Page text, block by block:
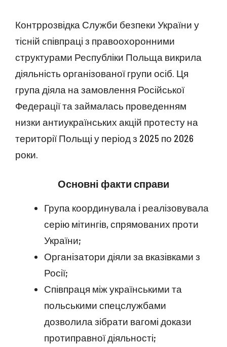
Контррозвідка Служби безпеки України у
тісній співпраці з правоохоронними
структурами Республіки Польща викрила
діяльність організованої групи осіб. Ця
група діяла на замовлення Російської
Федерації та займалась проведенням
низки антиукраїнських акцій протесту на
території Польщі у період з 2025 по 2026
роки.
Основні факти справи
Група координувала і реалізовувала
серію мітингів, спрямованих проти
України;
Організатори діяли за вказівками з
Росії;
Співпраця між українськими та
польськими спецслужбами
дозволила зібрати вагомі докази
протиправної діяльності;